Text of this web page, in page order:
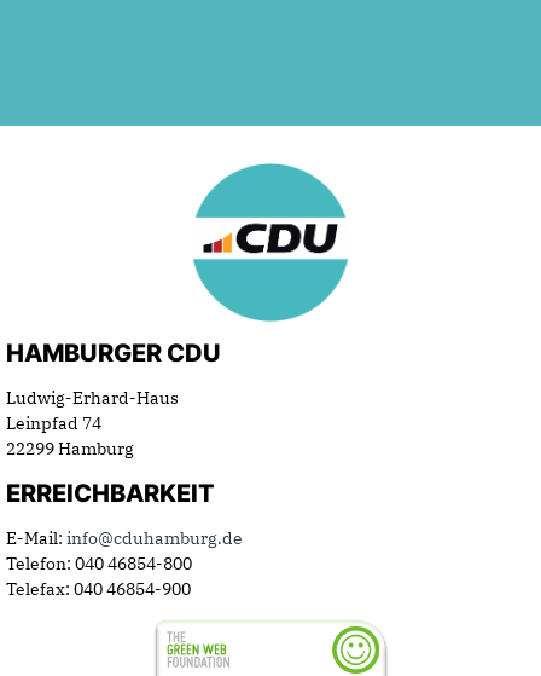
HAMBURGER CDU
Ludwig-Erhard-Haus
Leinpfad 74
22299 Hamburg
ERREICHBARKEIT
E-Mail: info@cduhamburg.de
Telefon: 040 46854-800
Telefax: 040 46854-900